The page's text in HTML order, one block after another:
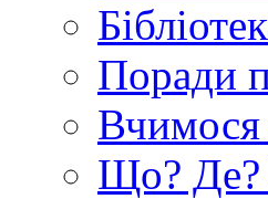
Поради
Що? Де?